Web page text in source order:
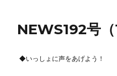
NEWS192号（
◆いっしょに声をあげよう！